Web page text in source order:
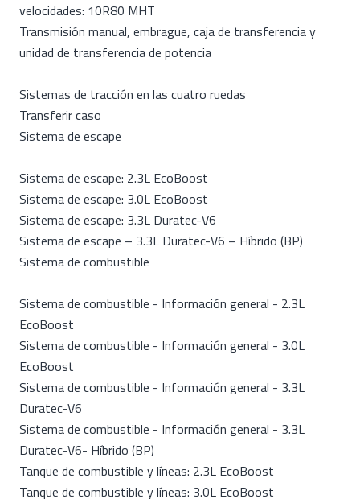
velocidades: 10R80 MHT
Transmisión manual, embrague, caja de transferencia y
unidad de transferencia de potencia
Sistemas de tracción en las cuatro ruedas
Transferir caso
Sistema de escape
Sistema de escape: 2.3L EcoBoost
Sistema de escape: 3.0L EcoBoost
Sistema de escape: 3.3L Duratec-V6
Sistema de escape – 3.3L Duratec-V6 – Híbrido (BP)
Sistema de combustible
Sistema de combustible - Información general - 2.3L
EcoBoost
Sistema de combustible - Información general - 3.0L
EcoBoost
Sistema de combustible - Información general - 3.3L
Duratec-V6
Sistema de combustible - Información general - 3.3L
Duratec-V6- Híbrido (BP)
Tanque de combustible y líneas: 2.3L EcoBoost
Tanque de combustible y líneas: 3.0L EcoBoost